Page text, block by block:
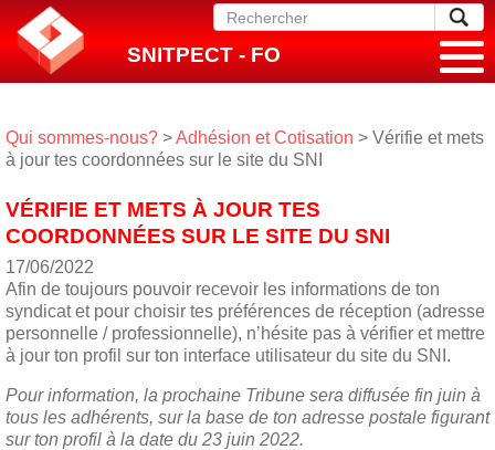
SNITPECT - FO
Qui sommes-nous? >Adhésion et Cotisation > Vérifie et mets
à jour tes coordonnées sur le site du SNI
VÉRIFIE ET METS À JOUR TES
COORDONNÉES SUR LE SITE DU SNI
17/06/2022
Afin de toujours pouvoir recevoir les informations de ton
syndicat et pour choisir tes préférences de réception (adresse
personnelle / professionnelle), n’hésite pas à vérifier et mettre
à jour ton profil sur ton interface utilisateur du site du SNI.
Pour information, la prochaine Tribune sera diffusée fin juin à
tous les adhérents, sur la base de ton adresse postale figurant
sur ton profil à la date du 23 juin 2022.